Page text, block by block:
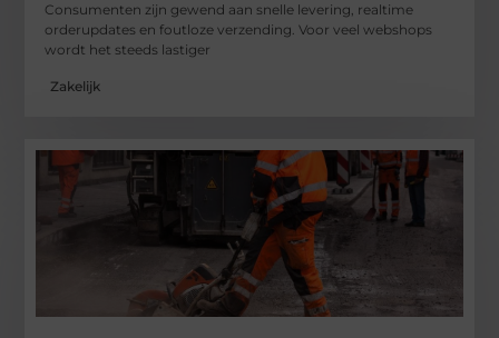
Consumenten zijn gewend aan snelle levering, realtime
orderupdates en foutloze verzending. Voor veel webshops
wordt het steeds lastiger
Zakelijk